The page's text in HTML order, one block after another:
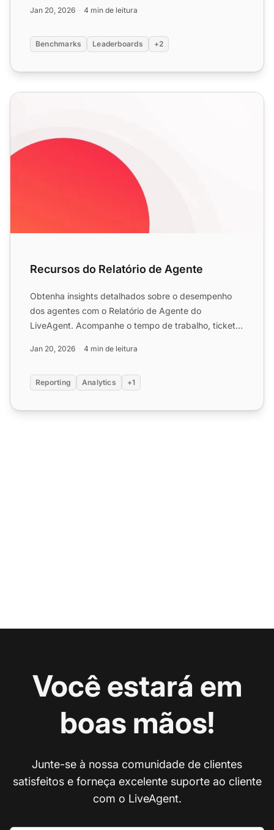
Jan 20, 2026 4 min de leitura
Benchmarks Leaderboards +2
Recursos do Relatório de Agente
Recursos do Relatório de Agente
Obtenha insights detalhados sobre o desempenho
dos agentes com o Relatório de Agente do
LiveAgent. Acompanhe o tempo de trabalho, tickets,
Jan 20, 2026 4 min de leitura
Reporting Analytics +1
Você estará em
boas mãos!
Junte-se à nossa comunidade de clientes
satisfeitos e forneça excelente suporte ao cliente
com o LiveAgent.